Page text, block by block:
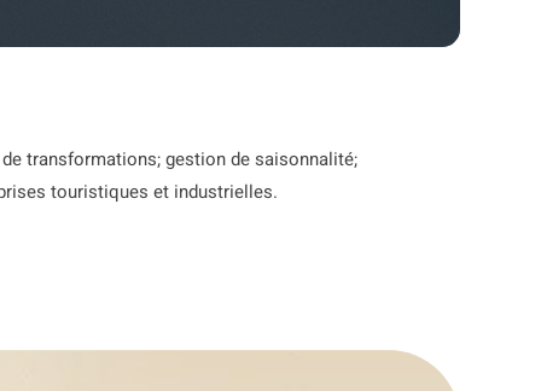
transformations; gestion de saisonnalité;
touristiques et industrielles.